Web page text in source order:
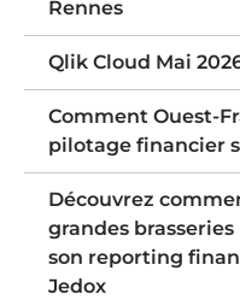
Rennes
Qlik Cloud Mai
Comment Ouest-
pilotage financier
Découvrez
grandes
son reporting
Jedox